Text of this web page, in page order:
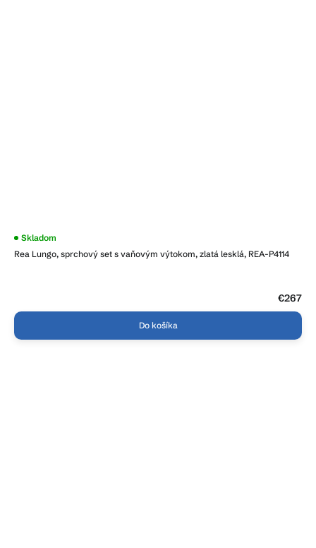
Rea Lungo, sprchový set s vaňovým výtokom, zlatá lesklá, REA-P4114
Skladom
€267
Do košíka